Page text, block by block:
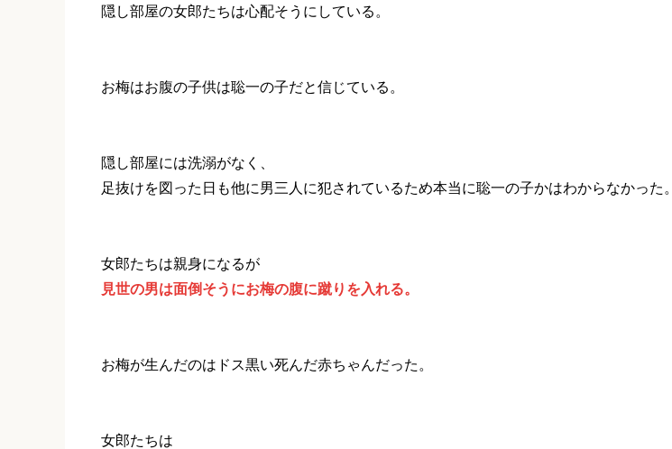
隠し部屋の女郎たちは心配そうにしている。
お梅はお腹の子供は聡一の子だと信じている。
隠し部屋には洗溺がなく、
足抜けを図った日も他に男三人に犯されているため本当に聡一の子かはわからなかった。
女郎たちは親身になるが
見世の男は面倒そうにお梅の腹に蹴りを入れる。
お梅が生んだのはドス黒い死んだ赤ちゃんだった。
女郎たちは